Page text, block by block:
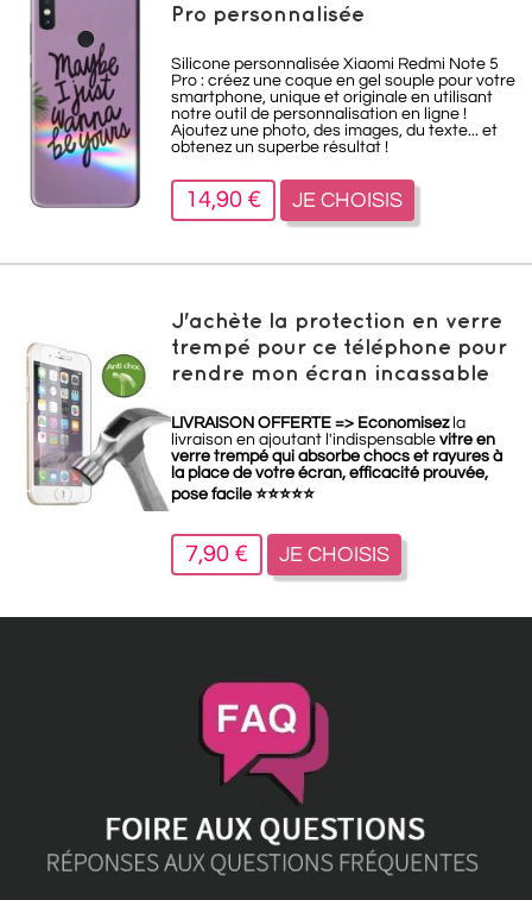
Pro personnalisée
Silicone personnalisée Xiaomi Redmi Note 5
Pro : créez une coque en gel souple pour votre
smartphone, unique et originale en utilisant
notre outil de personnalisation en ligne !
Ajoutez une photo, des images, du texte... et
obtenez un superbe résultat !
14,90 € JE CHOISIS
J'achète la protection en verre
trempé pour ce téléphone pour
rendre mon écran incassable
LIVRAISON OFFERTE => Economisezla
livraison en ajoutant l'indispensable vitre en
verre trempé qui absorbe chocs et rayures à
la place de votre écran, efficacité prouvée,
pose facile ⭐⭐⭐⭐⭐
7,90 € JE CHOISIS